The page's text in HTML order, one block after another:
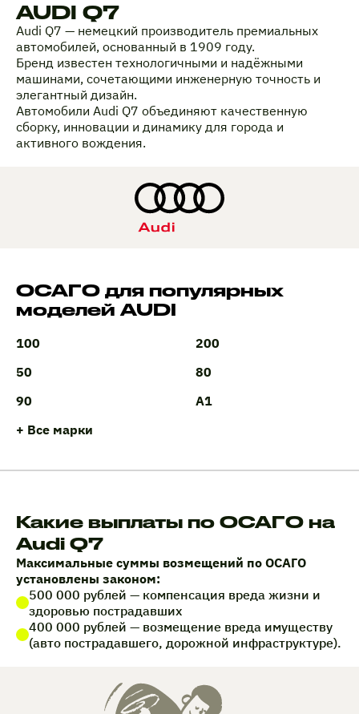
AUDI Q7
Audi Q7 — немецкий производитель премиальных
автомобилей, основанный в 1909 году.
Бренд известен технологичными и надёжными
машинами, сочетающими инженерную точность и
элегантный дизайн.
Автомобили Audi Q7 объединяют качественную
сборку, инновации и динамику для города и
активного вождения.
ОСАГО для популярных
моделей AUDI
100
200
50
80
90
A1
+ Все марки
Какие выплаты по ОСАГО на
Audi Q7
Максимальные суммы возмещений по ОСАГО
установлены законом:
500 000 рублей — компенсация вреда жизни и
здоровью пострадавших
400 000 рублей — возмещение вреда имуществу
(авто пострадавшего, дорожной инфраструктуре).